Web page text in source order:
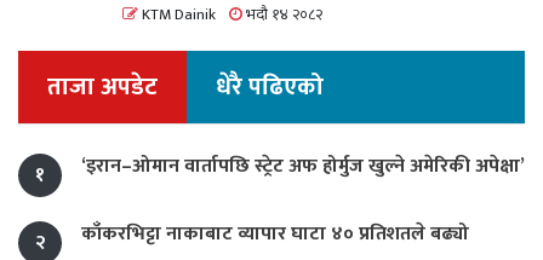
KTM Dainik भदौ १४ २०८२
ताजा अपडेट धेरै पढिएको
१ ‘इरान–ओमान वार्तापछि स्ट्रेट अफ होर्मुज खुल्ने अमेरिकी अपेक्षा’
२ काँकरभिट्टा नाकाबाट व्यापार घाटा ४० प्रतिशतले बढ्यो